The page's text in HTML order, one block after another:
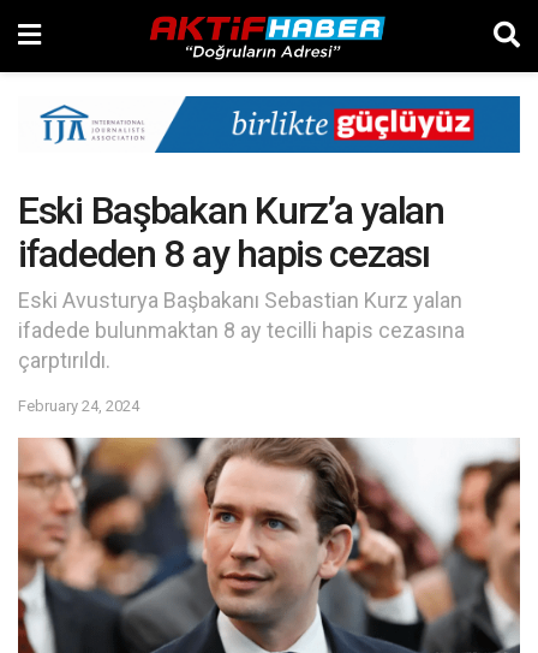
Eski Başbakan Kurz’a yalan
ifadeden 8 ay hapis cezası
Eski Avusturya Başbakanı Sebastian Kurz yalan
ifadede bulunmaktan 8 ay tecilli hapis cezasına
çarptırıldı.
February 24, 2024